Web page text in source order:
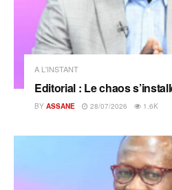
A L'INSTANT
Editorial : Le chaos
BY ASSANE 28/07/2026 1.6K